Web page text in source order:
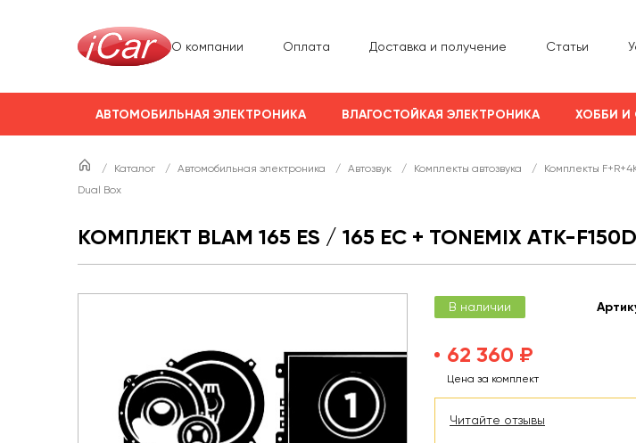
О компании Оплата Доставка и получение Статьи
АВТОМОБИЛЬНАЯ ЭЛЕКТРОНИКА ВЛАГОСТОЙКАЯ ЭЛЕКТРОНИКА ХОББИ И
/ Каталог / Автомобильная электроника / Автозвук / Комплекты автозвука / Комплекты
Dual Box
КОМПЛЕКТ BLAM 165 ES / 165 EC + TONEMIX ATK-
В наличии Арт
62 360 ₽
Цена за комплект
Читайте отзывы